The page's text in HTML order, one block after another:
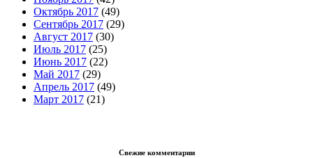
Октябрь 2017 (49)
Сентябрь 2017 (29)
Август 2017 (30)
Июль 2017 (25)
Июнь 2017 (22)
Май 2017 (29)
Апрель 2017 (49)
Март 2017 (21)
Свежие комментарии